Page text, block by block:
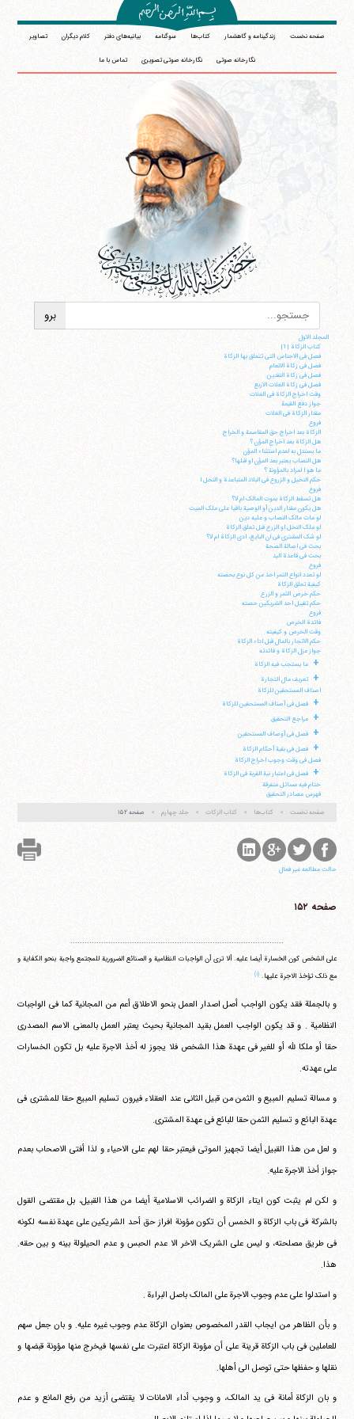
صفحه نخست زندگینامه و گاهشمار کتاب‌ها سوگنامه بیانیه‌های دفتر کلام دیگران تصاویر
نگارخانه صوتی نگارخانه صوتی تصویری تماس با ما
المجلد الاول
کتاب الزکاة |1|
فصل فی الاجناس التی تتعلق بها الزکاة
فصل فی زکاة الانعام
فصل فی زکاة النقدین
فصل فی زکاة الغلات الاربع
وقت اخراج الزکاة فی الغلات
جواز دفع القیمة
مقدار الزکاة فی الغلات
فروع
الزکاة بعد اخراج حق المقاسمة و الخراج
هل الزکاة بعد اخراج المؤن ؟
ما یستدل به لعدم استثناء المؤن
هل النصاب یعتبر بعد المؤن او قبلها؟
ما هو ا لمراد بالمؤونة ؟
حکم النخیل و الزروع فی البلاد المتباعدة و النخل ا
فروع
هل تسقط الزکاة بموت المالک ام لا؟
هل یکون مقدار الدین أو الوصیة باقیا علی ملک المیت
لو مات مالک النصاب و علیه دین
لو ملک النخل او الزرع قبل تعلق الزکاة
لو شک المشتری فی ان البایع، ادی الزکاة ام لا؟
بحث فی اصالة الصحة
بحث فی قاعدة الید
فروع
لو تعدد انواع التمر اخذ من کل نوع بحصته
کیفیة تعلق الزکاة
حکم خرص الثمر و الزرع
حکم تقبیل احد الشریکین حصته
فروع
فائدة الخرص
وقت الخرص و کیفیته
حکم الاتجار بالمال قبل اداء الزکاة
جواز عزل الزکاة و فائدته
+ ما یستجب فیه الزکاة
+
تعریف مال التجارة
اصناف المستحقین للزکاة
+ فصل فی أصناف المستحقین للزکاة
+ مراجع التحقیق
+ فصل فی أوصاف المستحقین
+
فصل فی بقیة أحکام الزکاة
فصل فی وقت وجوب اخراج الزکاة
+
فصل فی اعتبار نیة القربة فی الزکاة
ختام فیه مسائل متفرقة
فهرس مصادر التحقیق
صفحه نخست
کتاب‌ها کتاب الزکات جلد چهارم صفحه ۱۵۲
حالت مطالعه غیر فعال
صفحه ۱۵۲
..........................................................................................
علی الشخص کون الخسارة أیضا علیه. ألا تری أن الواجبات النظامیة و الصنائع الضروریة للمجتمع واجبة بنحو الکفایة و
مع ذلک تؤخذ الاجرة علیها.(۱)
و بالجملة فقد یکون الواجب أصل اصدار العمل بنحو الاطلاق أعم من المجانیة کما فی الواجبات
النظامیة . و قد یکون الواجب العمل بقید المجانیة بحیث یعتبر العمل بالمعنی الاسم المصدری
حقا أو ملکا لله أو للغیر فی عهدة هذا الشخص فلا یجوز له أخذ الاجرة علیه بل تکون الخسارات
علی عهدته.
و مسالة تسلیم المبیع و الثمن من قبیل الثانی عند العقلاء فیرون تسلیم المبیع حقا للمشتری فی
عهدة البائع و تسلیم الثمن حقا للبائع فی عهدة المشتری.
و لعل من هذا القبیل أیضا تجهیز الموتی فیعتبر حقا لهم علی الاحیاء و لذا أفتی الاصحاب بعدم
جواز أخذ الاجرة علیه.
و لکن لم یثبت کون ایتاء الزکاة و الضرائب الاسلامیة أیضا من هذا القبیل، بل مقتضی القول
بالشرکة فی باب الزکاة و الخمس أن تکون مؤونة افراز حق أحد الشریکین علی عهدة نفسه لکونه
فی طریق مصلحته، و لیس علی الشریک الاخر الا عدم الحبس و عدم الحیلولة بینه و بین حقه.
هذا.
و استدلوا علی عدم وجوب الاجرة علی المالک باصل البراءة .
و بأن الظاهر من ایجاب القدر المخصوص بعنوان الزکاة عدم وجوب غیره علیه. و بان جعل سهم
للعاملین فی باب الزکاة قرینة علی أن مؤونة الزکاة اعتبرت علی نفسها فیخرج منها مؤونة قبضها و
نقلها و حفظها حتی توصل الی أهلها.
و بان الزکاة أمانة فی ید المالک، و وجوب أداء الامانات لا یقتضی أزید من رفع المانع و عدم
تلفن 37740011-25-98+ تا 14